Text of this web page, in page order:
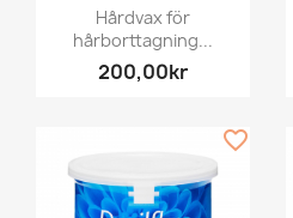
Hårdvax för
hårborttagning...
200,00kr
favorite_border